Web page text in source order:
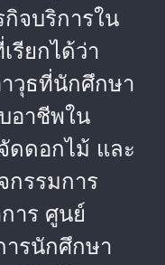
จบริการใน
รียกได้ว่า
วุธที่นักศึกษา
อาชีพใน
ดดอกไม้ และ
กรรมการ
าร ศูนย์
รนักศึกษา